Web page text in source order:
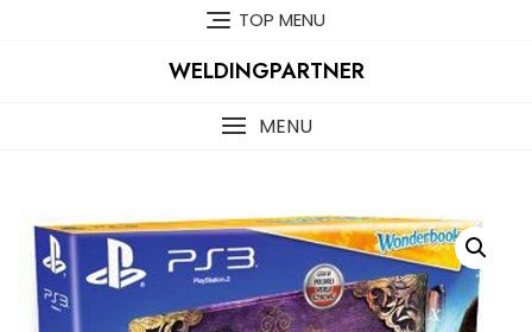
TOP MENU
WELDINGPARTNER
MENU